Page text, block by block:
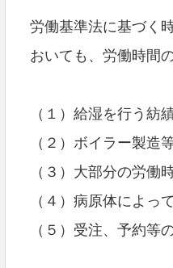
労働基準法に基づく
おいても、労働時間
（１）給湿を行う紡
（２）ボイラー製造
（３）大部分の労働
（４）病原体によっ
（５）受注、予約等